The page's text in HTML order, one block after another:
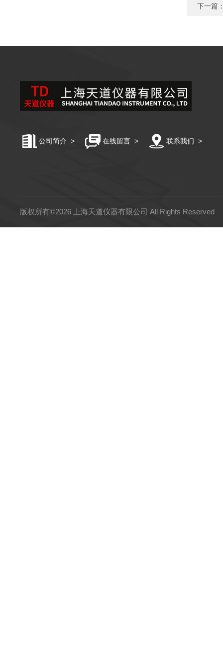
下一篇
公司简介 > 在线留言 > 联系我们 >
版权所有©2026 上海天道仪器有限公司 All Rights Reserved